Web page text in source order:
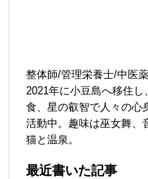
整体師/管理栄養士/中医
2021年に小豆島へ移住
食、星の叡智で人々の心
活動中。趣味は巫女舞、
猫と温泉。
最近書いた記事